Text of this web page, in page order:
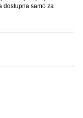
dostupna samo za